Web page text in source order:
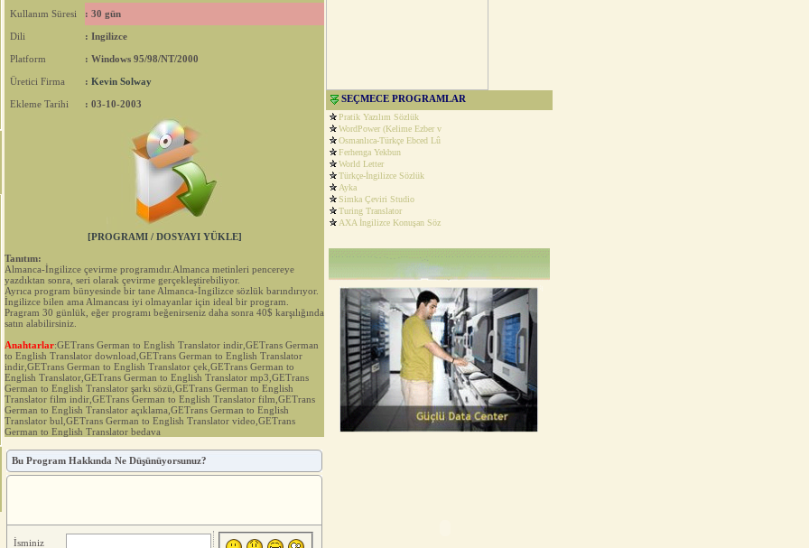
Kullanım Süresi : 30 gün
Dili : Ingilizce
Platform : Windows 95/98/NT/2000
Üretici Firma : Kevin Solway
Ekleme Tarihi : 03-10-2003
[PROGRAMI / DOSYAYI YÜKLE]
Tanıtım:
Almanca-İngilizce çevirme programıdır.Almanca metinleri pencereye
yazdıktan sonra, seri olarak çevirme gerçekleştirebiliyor.
Ayrıca program bünyesinde bir tane Almanca-İngilizce sözlük barındırıyor.
İngilizce bilen ama Almancası iyi olmayanlar için ideal bir program.
Pragram 30 günlük, eğer programı beğenirseniz daha sonra 40$ karşılığında
satın alabilirsiniz.
Anahtarlar:GETrans German to English Translator indir,GETrans German
to English Translator download,GETrans German to English Translator
indir,GETrans German to English Translator çek,GETrans German to
English Translator,GETrans German to English Translator mp3,GETrans
German to English Translator şarkı sözü,GETrans German to English
Translator film indir,GETrans German to English Translator film,GETrans
German to English Translator açıklama,GETrans German to English
Translator bul,GETrans German to English Translator video,GETrans
German to English Translator bedava
Bu Program Hakkında Ne Düşünüyorsunuz?
İsminiz
SEÇMECE PROGRAMLAR
Pratik Yazılım Sözlük
WordPower (Kelime Ezber v
Osmanlıca-Türkçe Ebced Lû
Ferhenga Yekbun
World Letter
Türkçe-İngilizce Sözlük
Ayka
Simka Çeviri Studio
Turing Translator
AXA İngilizce Konuşan Söz